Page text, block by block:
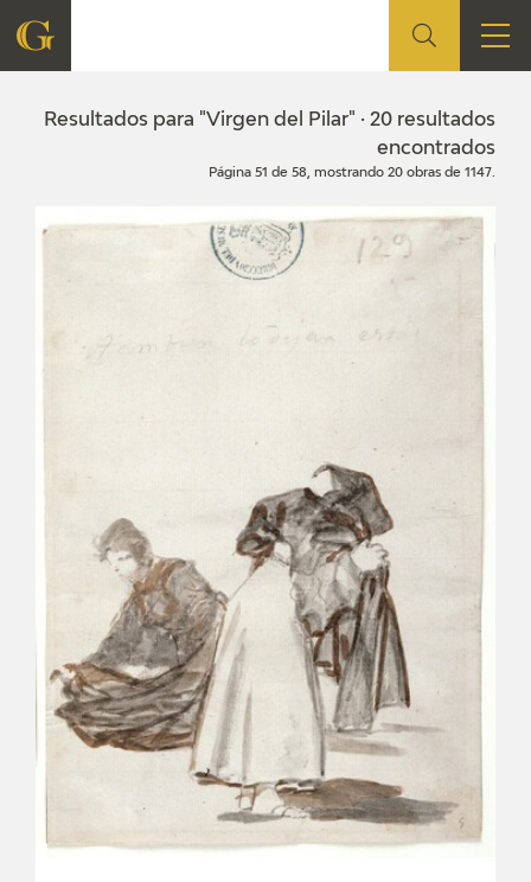
FUNDACIÓN
CENTRO DE INVESTIGACIÓN Y DOCUMENTACIÓN
EXPOSICIONES
ACTIVIDADES
ACTUALIDAD
SALA DE PRENSA
BLOG CUADERNO ITALIANO
Resultados para "Virgen del Pilar" · 20 resultados
encontrados
Página 51 de 58, mostrando 20 obras de 1147.